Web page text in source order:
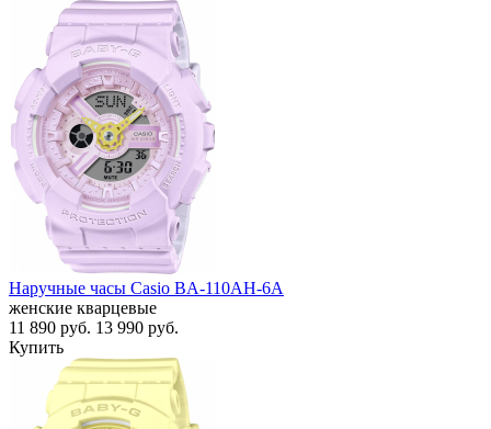
Наручные часы Casio BA-110AH-6A
женские кварцевые
11 890 руб. 13 990 руб.
Купить